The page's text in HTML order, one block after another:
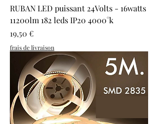
RUBAN LED puissant 24Volts - 16watts
11200lm 182 leds IP20 4000°k
Prix
19,50 €
frais de livraison